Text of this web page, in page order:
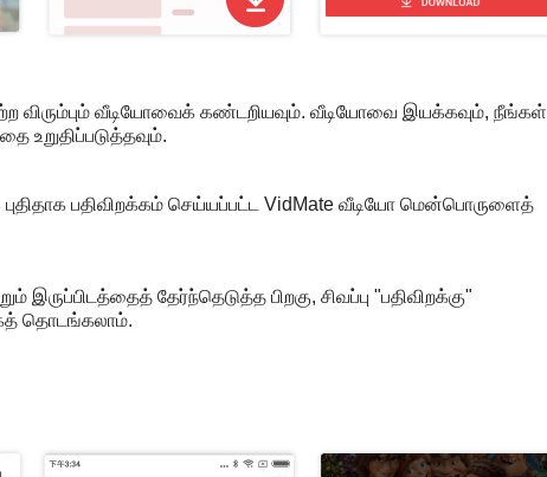
விரும்பும் வீடியோவைக் கண்டறியவும். வீடியோவை இயக்கவும், நீங்கள்
உறுதிப்படுத்தவும்.
புதிதாக பதிவிறக்கம் செய்யப்பட்ட VidMate வீடியோ மென்பொருளைத்
தேர்ந்தெடுத்த பிறகு, சிவப்பு "பதிவிறக்கு"
தொடங்கலாம்.